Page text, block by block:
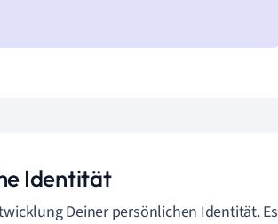
Identität
Deiner persönlichen Identität. Es